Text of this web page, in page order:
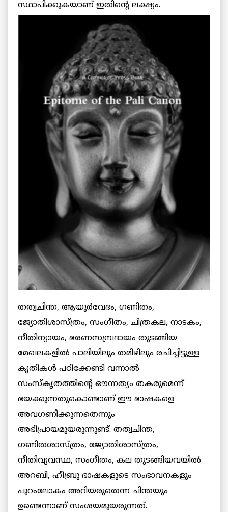
സ്ഥാപിക്കുകയാണ് ഇതിന്റെ ലക്ഷ്യം.
തത്വചിന്ത, ആയുര്‍വേദം, ഗണിതം,
ജ്യോതിശാസ്ത്രം, സംഗീതം, ചിത്രകല, നാടകം,
നീതിന്യായം, ഭരണസമ്പ്രദായം തുടങ്ങിയ
മേഖലകളില്‍ പാലിയിലും തമിഴിലും രചിച്ചിട്ടുള്ള
കൃതികള്‍ പഠിക്കേണ്ടി വന്നാല്‍
സംസ്കൃതത്തിന്റെ ഔന്നത്യം തകരുമെന്ന്
ഭയക്കുന്നതുകൊണ്ടാണ് ഈ ഭാഷകളെ
അവഗണിക്കുന്നതെന്നും
അഭിപ്രായമുയരുന്നുണ്ട്. തത്വചിന്ത,
ഗണിതശാസ്ത്രം, ജ്യോതിശാസ്ത്രം,
നീതിവ്യവസ്ഥ, സംഗീതം, കല തുടങ്ങിയവയില്‍
അറബി, ഹീബ്രു ഭാഷകളുടെ സംഭാവനകളും
പുറംലോകം അറിയരുതെന്ന ചിന്തയും
ഉണ്ടെന്നാണ് സംശയമുയരുന്നത്.